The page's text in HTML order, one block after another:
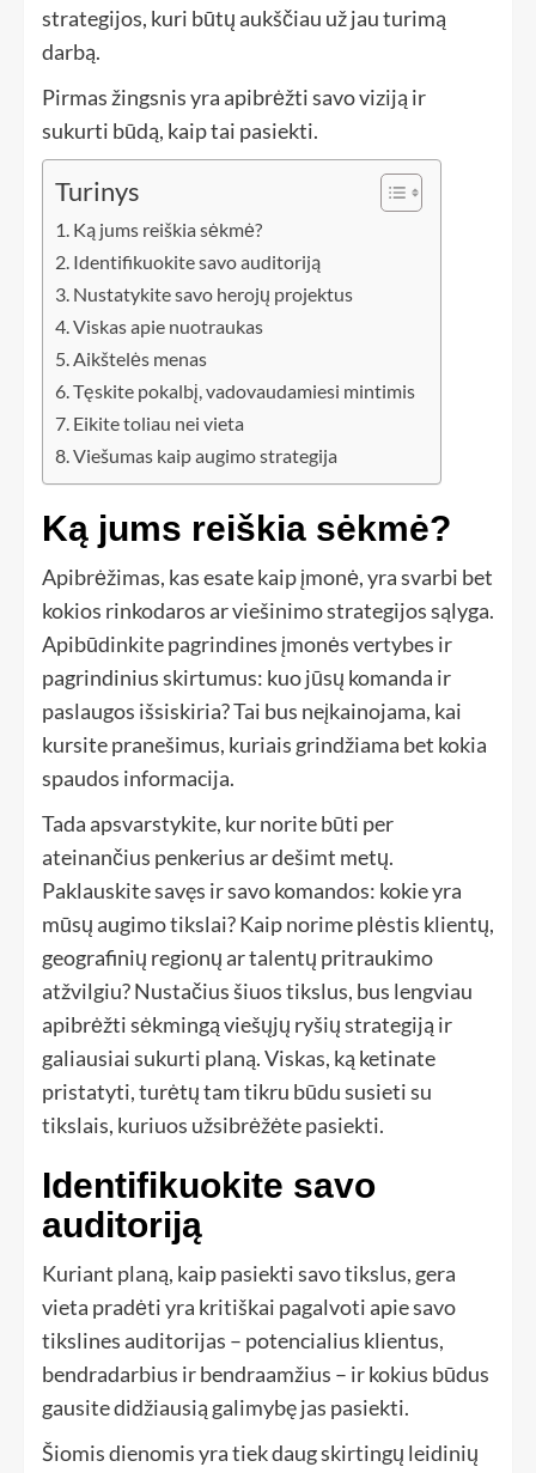
strategijos, kuri būtų aukščiau už jau turimą
darbą.
Pirmas žingsnis yra apibrėžti savo viziją ir
sukurti būdą, kaip tai pasiekti.
Turinys
Ką jums reiškia sėkmė?
Identifikuokite savo auditoriją
Nustatykite savo herojų projektus
Viskas apie nuotraukas
Aikštelės menas
Tęskite pokalbį, vadovaudamiesi mintimis
Eikite toliau nei vieta
Viešumas kaip augimo strategija
Ką jums reiškia sėkmė?
Apibrėžimas, kas esate kaip įmonė, yra svarbi bet
kokios rinkodaros ar viešinimo strategijos sąlyga.
Apibūdinkite pagrindines įmonės vertybes ir
pagrindinius skirtumus: kuo jūsų komanda ir
paslaugos išsiskiria? Tai bus neįkainojama, kai
kursite pranešimus, kuriais grindžiama bet kokia
spaudos informacija.
Tada apsvarstykite, kur norite būti per
ateinančius penkerius ar dešimt metų.
Paklauskite savęs ir savo komandos: kokie yra
mūsų augimo tikslai? Kaip norime plėstis klientų,
geografinių regionų ar talentų pritraukimo
atžvilgiu? Nustačius šiuos tikslus, bus lengviau
apibrėžti sėkmingą viešųjų ryšių strategiją ir
galiausiai sukurti planą. Viskas, ką ketinate
pristatyti, turėtų tam tikru būdu susieti su
tikslais, kuriuos užsibrėžėte pasiekti.
Identifikuokite savo
auditoriją
Kuriant planą, kaip pasiekti savo tikslus, gera
vieta pradėti yra kritiškai pagalvoti apie savo
tikslines auditorijas – potencialius klientus,
bendradarbius ir bendraamžius – ir kokius būdus
gausite didžiausią galimybę jas pasiekti.
Šiomis dienomis yra tiek daug skirtingų leidinių